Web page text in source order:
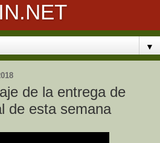
▼
de la entrega de
de esta semana